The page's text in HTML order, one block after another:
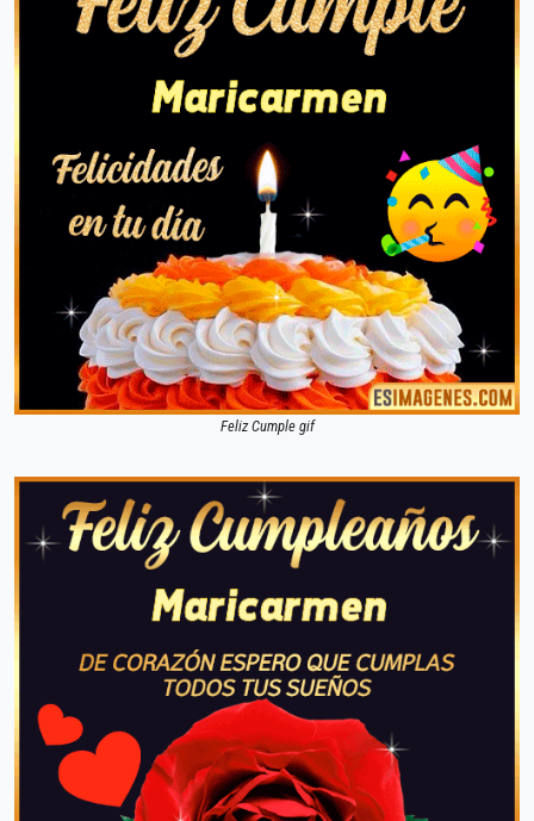
Feliz Cumple gif